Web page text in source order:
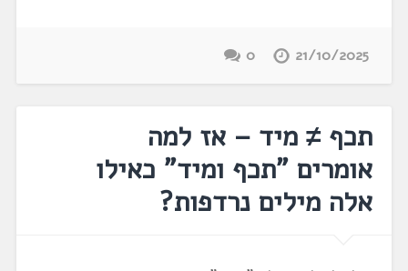
21/10/2025
0
תכף ≠ מיד – אז למה
אומרים "תכף ומיד" כאילו
אלה מילים נרדפות?